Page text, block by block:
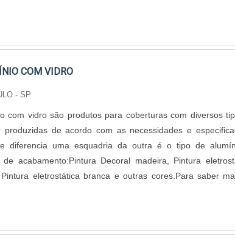
COM VIDRO
- SP
com vidro são produtos para coberturas com diversos
de acordo com as necessidades e
diferencia uma esquadria da outra é o tipo de
de acabamento:Pintura Decoral madeira, Pintura
eletrostática branca e outras cores.Para saber